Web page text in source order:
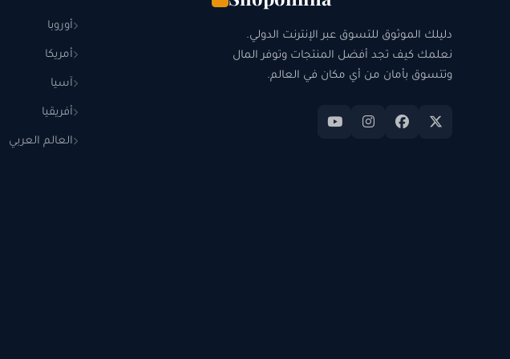
دليلك الموثوق للتسوق عبر الإنترنت الدولي.
نعلمك كيف تجد أفضل المنتجات وتوفر المال
وتتسوق بأمان من أي مكان في العالم.
أوروبا
أمريكا
آسيا
أفريقيا
العالم العربي